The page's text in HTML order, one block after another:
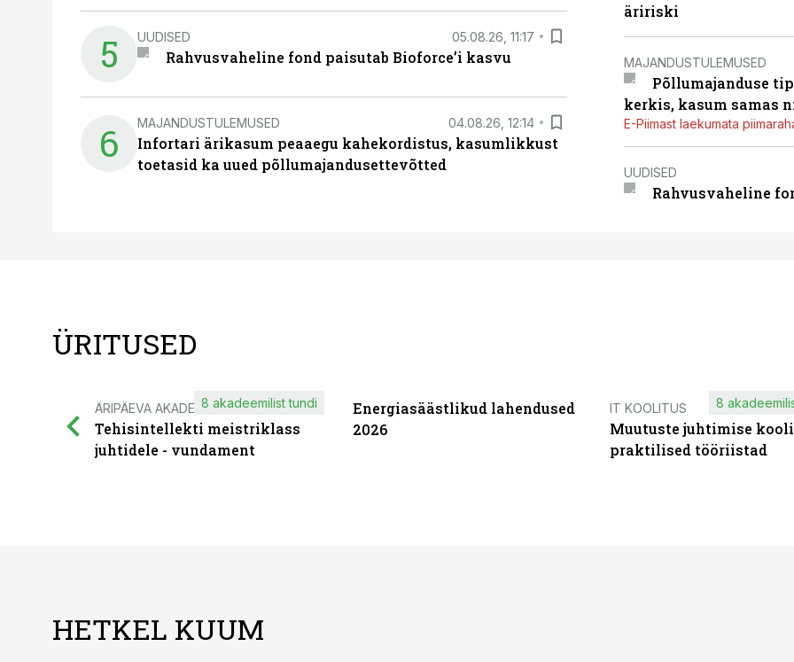
5 UUDISED 05.08.26, 11:17
Rahvusvaheline fond paisutab Bioforce’i kasvu
6 MAJANDUSTULEMUSED 04.08.26, 12:14
Infortari ärikasum peaaegu kahekordistus, kasumlikkust
toetasid ka uued põllumajandusettevõtted
äririski
MAJANDUSTULEMUSED
Põllumajanduse
kerkis, kasum samas
E-Piimast laekumata
UUDISED
Rahvusvaheline
ÜRITUSED
ÄRIPÄEVA AKADEEMIA
Tehisintellekti meistriklass
juhtidele - vundament
8 akadeemilist tundi
Energiasäästlikud lahendused
2026
IT KOOLITUS
Muutuste juhtimise
praktilised tööriistad
8
HETKEL KUUM